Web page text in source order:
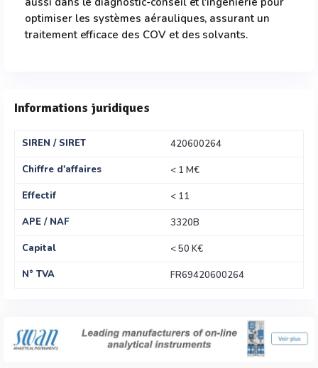
optimiser les systèmes aérauliques, assurant un
traitement efficace des COV et des solvants.
Informations juridiques
SIREN / SIRET
420600264
Chiffre d'affaires
< 1 M€
Effectif
< 11
APE / NAF
3320B
Capital
< 50 K€
N° TVA
FR69420600264